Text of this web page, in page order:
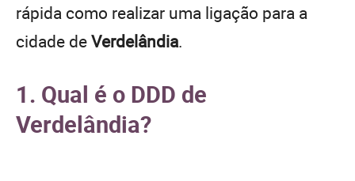
rápida como realizar uma ligação para a
cidade deVerdelândia.
1. Qual é o DDD de
Verdelândia?